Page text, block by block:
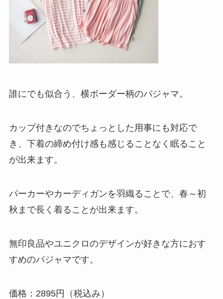
誰にでも似合う、横ボーダー柄のパジャマ。
カップ付きなのでちょっとした用事にも対応で
き、下着の締め付け感も感じることなく眠ること
が出来ます。
パーカーやカーディガンを羽織ることで、春～初
秋まで長く着ることが出来ます。
無印良品やユニクロのデザインが好きな方におす
すめのパジャマです。
価格：2895円（税込み）